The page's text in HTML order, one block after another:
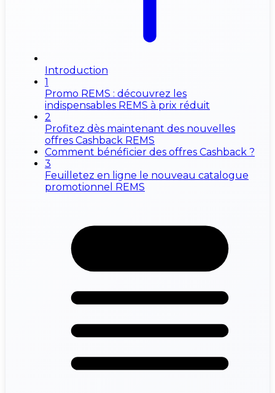
Introduction
1
Promo REMS : découvrez les
indispensables REMS à prix réduit
2
Profitez dès maintenant des nouvelles
offres Cashback REMS
Comment bénéficier des offres Cashback ?
3
Feuilletez en ligne le nouveau catalogue
promotionnel REMS